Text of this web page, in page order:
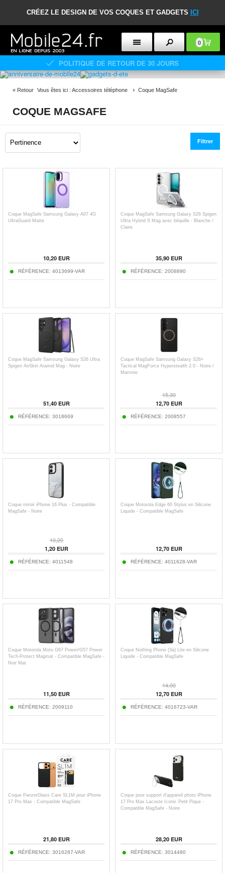
CRÉEZ LE DESIGN DE VOS COQUES ET GADGETS ICI
0
POLITIQUE DE RETOUR DE 30 JOURS
« Retour Vous êtes ici : Accessoires téléphone Coque MagSafe
COQUE MAGSAFE
Filtrer
Coque MagSafe Samsung Galaxy A07 4G
UltraGuard Matte
10,20EUR
RÉFÉRENCE: 4013699-VAR
Coque MagSafe Samsung Galaxy S26 Spigen
Ultra Hybrid S Mag avec béquille - Blanche /
Claire
35,90EUR
RÉFÉRENCE: 2008890
Coque MagSafe Samsung Galaxy S26 Ultra
Spigen AirSkin Aramid Mag - Noire
51,40EUR
RÉFÉRENCE: 3018669
Coque MagSafe Samsung Galaxy S26+
Tactical MagForce Hyperstealth 2.0 - Noire /
Marrone
15,30
12,70EUR
RÉFÉRENCE: 2008557
Coque miroir iPhone 16 Plus - Compatible
MagSafe - Noire
10,20
1,20EUR
RÉFÉRENCE: 4011548
Coque Motorola Edge 60 Stylus en Silicone
Liquide - Compatible MagSafe
12,70EUR
RÉFÉRENCE: 4011628-VAR
Coque Motorola Moto G67 Power/G57 Power
Tech-Protect Magmat - Compatible MagSafe -
Noir Mat
11,50EUR
RÉFÉRENCE: 2009110
Coque Nothing Phone (3a) Lite en Silicone
Liquide - Compatible MagSafe
14,00
12,70EUR
RÉFÉRENCE: 4016723-VAR
Coque PanzerGlass Care SL1M pour iPhone
17 Pro Max - Compatible MagSafe
21,80EUR
RÉFÉRENCE: 3016287-VAR
Coque pour support d'appareil photo iPhone
17 Pro Max Lacoste Iconic Petit Pique -
Compatible MagSafe - Noire
28,20EUR
RÉFÉRENCE: 3014480